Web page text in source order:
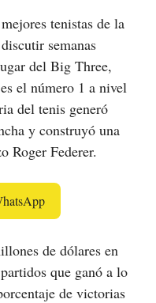
tenistas de la
semanas
del Big Three,
el número 1 a nivel
del tenis generó
y construyó una
Roger Federer.
de dólares en
que ganó a lo
de victorias